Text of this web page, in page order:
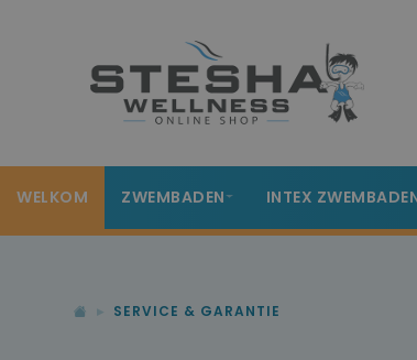
WELKOM ZWEMBADEN INTEX
SERVICE & GARANTIE